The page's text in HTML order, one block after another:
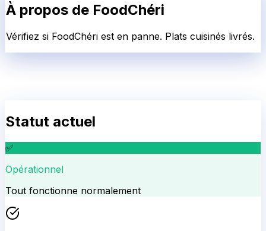
À propos de FoodChéri
Vérifiez si FoodChéri est en panne. Plats cuisinés livrés.
Statut actuel
✅
Opérationnel
Tout fonctionne normalement